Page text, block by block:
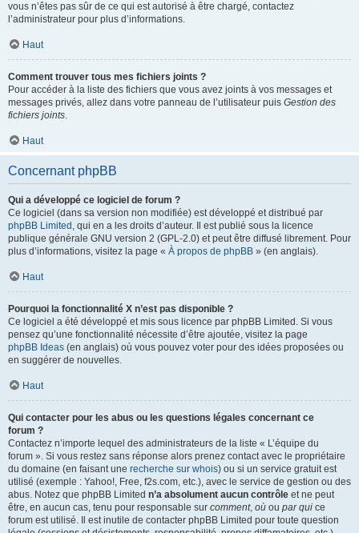
vous n’êtes pas sûr de ce qui est autorisé à être chargé, contactez
l’administrateur pour plus d’informations.
Haut
Comment trouver tous mes fichiers joints ?
Pour accéder à la liste des fichiers que vous avez joints à vos messages et
messages privés, allez dans votre panneau de l’utilisateur puis Gestion des
fichiers joints.
Haut
Concernant phpBB
Qui a développé ce logiciel de forum ?
Ce logiciel (dans sa version non modifiée) est développé et distribué par
phpBB Limited , qui en a les droits d’auteur. Il est publié sous la licence
publique générale GNU version 2 (GPL-2.0) et peut être diffusé librement. Pour
plus d’informations, visitez la page « À propos de phpBB » (en anglais).
Haut
Pourquoi la fonctionnalité X n’est pas disponible ?
Ce logiciel a été développé et mis sous licence par phpBB Limited. Si vous
pensez qu’une fonctionnalité nécessite d’être ajoutée, visitez la page
phpBB Ideas (en anglais) où vous pouvez voter pour des idées proposées ou
en suggérer de nouvelles.
Haut
Qui contacter pour les abus ou les questions légales concernant ce
forum ?
Contactez n’importe lequel des administrateurs de la liste « L’équipe du
forum ». Si vous restez sans réponse alors prenez contact avec le propriétaire
du domaine (en faisant une recherche sur whois) ou si un service gratuit est
utilisé (exemple : Yahoo!, Free, f2s.com, etc.), avec le service de gestion ou des
abus. Notez que phpBB Limited n’a absolument aucun contrôle et ne peut
être, en aucun cas, tenu pour responsable sur comment, où ou par qui ce
forum est utilisé. Il est inutile de contacter phpBB Limited pour toute question